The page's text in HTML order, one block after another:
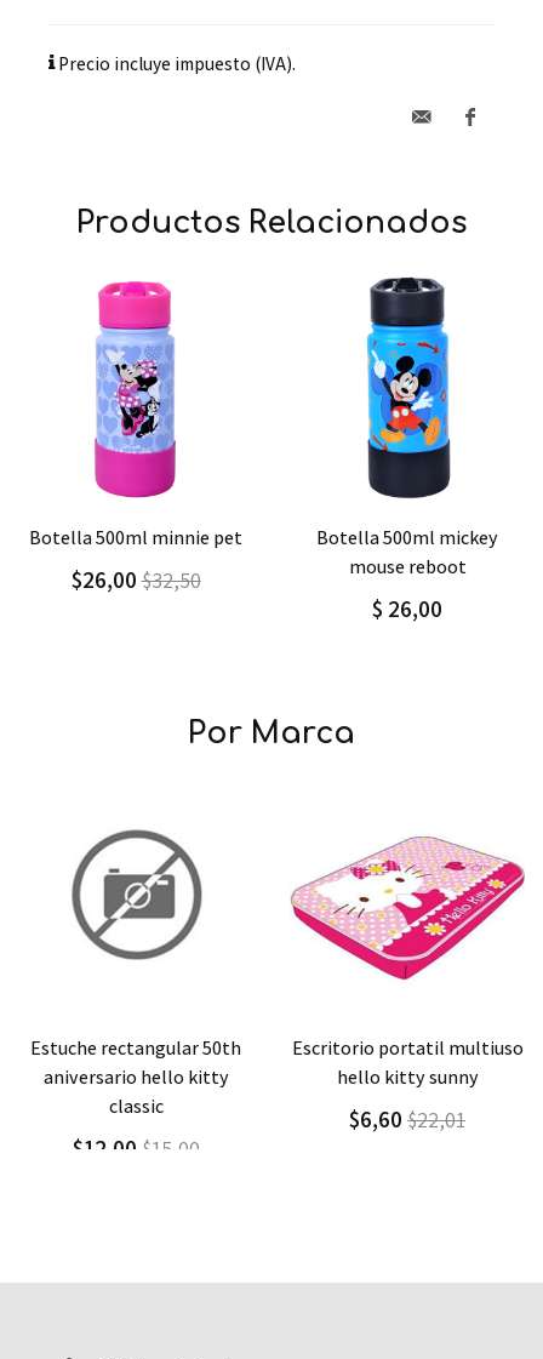
Precio incluye impuesto (IVA).
Productos Relacionados
Agregar Detalle
botella 500ml minnie pet
$26,00$32,50
Agregar Detalle
botella 500ml mickey
mouse reboot
$ 26,00
Por Marca
Agregar Detalle
estuche rectangular 50th
aniversario hello kitty
classic
$12,00 $15,00
Agregar Detalle
escritorio portatil multiuso
hello kitty sunny
$6,60 $22,01